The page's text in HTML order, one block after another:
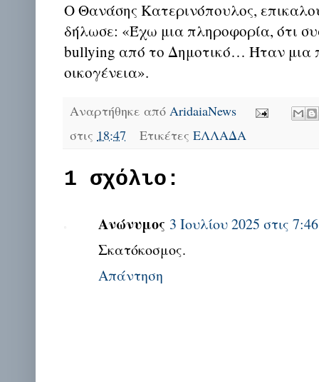
Ο Θανάσης Κατερινόπουλος,
δήλωσε: «Έχω μια πληροφορία, ότι
bullying από το Δημοτικό… Ήταν μια
οικογένεια».
Αναρτήθηκε από AridaiaNews
στις 18:47 ΕτικέτεςΕΛΛΑΔΑ
1 σχόλιο:
Ανώνυμος 3 Ιουλίου 2025 στις
Σκατόκοσμος.
Απάντηση